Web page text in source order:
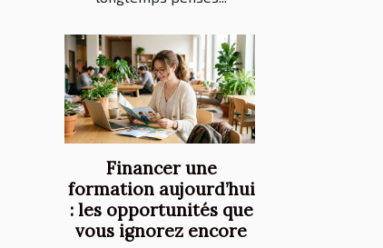
Financer une
formation aujourd’hui
: les opportunités que
vous ignorez encore